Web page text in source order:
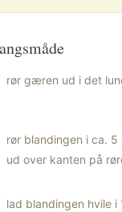
rør gæren ud i det
rør blandingen i ca.
ud over kanten på
lad blandingen hvile i